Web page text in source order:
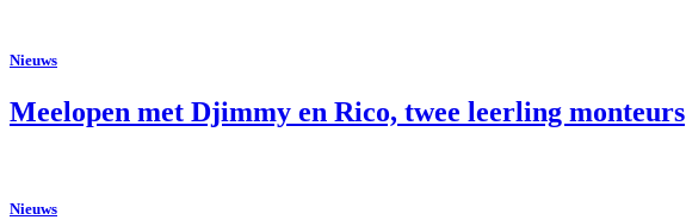
Nieuws
Meelopen met Djimmy en Rico, twee leerling monteurs
Nieuws